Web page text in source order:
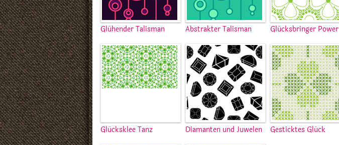
Glühender Talisman Abstrakter Talisman Glücksbringer Power
Glücksklee Tanz Diamanten und Juwelen Gesticktes Glück